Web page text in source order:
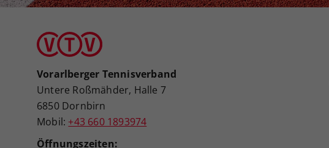
Vorarlberger Tennisverband
Untere Roßmähder, Halle 7
6850 Dornbirn
Mobil: +43 660 1893974
Öffnungszeiten: